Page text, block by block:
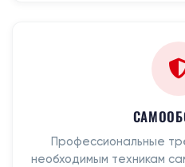
Профессиональные
необходимым техникам